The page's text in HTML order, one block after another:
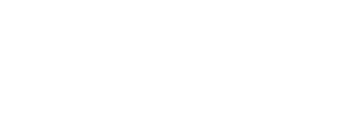
ronde tonen van karamel met
granen en chocolade.